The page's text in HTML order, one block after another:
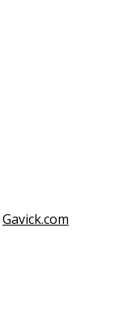
Gavick.com